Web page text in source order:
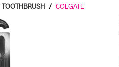
TOOTHBRUSH / COLGATE